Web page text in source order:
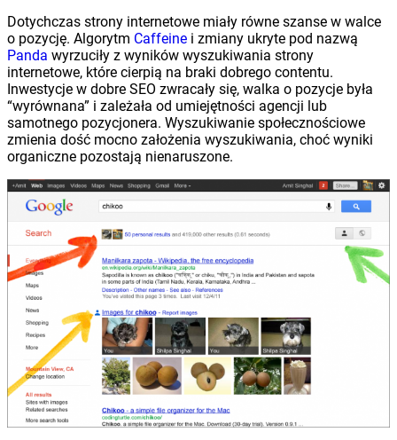
Dotychczas strony internetowe miały równe szanse w walce
o pozycję. Algorytm Caffeine i zmiany ukryte pod nazwą
Panda wyrzuciły z wyników wyszukiwania strony
internetowe, które cierpią na braki dobrego contentu.
Inwestycje w dobre SEO zwracały się, walka o pozycje była
“wyrównana” i zależała od umiejętności agencji lub
samotnego pozycjonera. Wyszukiwanie społecznościowe
zmienia dość mocno założenia wyszukiwania, choć wyniki
organiczne pozostają nienaruszone.